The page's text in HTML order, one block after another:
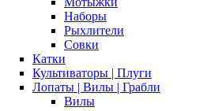
Наборы
Рыхлители
Совки
Катки
Культиваторы | Плуги
Лопаты | Вилы | Грабли
Вилы